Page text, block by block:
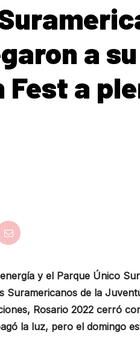
a
Fest a
y el Parque Único
Suramericanos de la
Rosario 2022 cerró
la luz, pero el domingo